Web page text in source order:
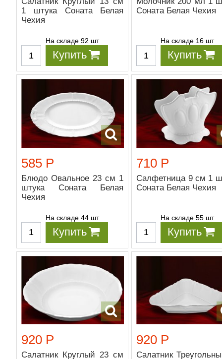
1 штука Соната Белая
Чехия
На складе 92 шт
Купить
Соната Белая Чехия
На складе 16 шт
Купить
585 Р
Блюдо Овальное 23 см 1
штука Соната Белая
Чехия
На складе 44 шт
Купить
710 Р
Салфетница 9 см 1
Соната Белая Чехия
На складе 55 шт
Купить
920 Р
Салатник Круглый 23 см
920 Р
Салатник